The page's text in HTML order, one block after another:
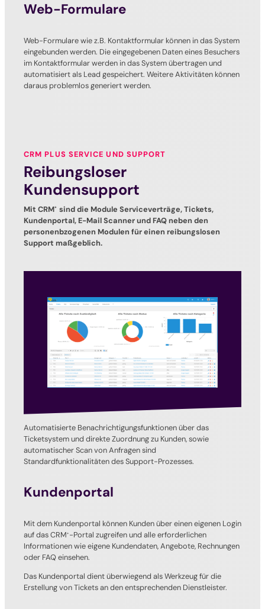
Web-Formulare
Web-Formulare wie z.B. Kontaktformular können in das System
eingebunden werden. Die eingegebenen Daten eines Besuchers
im Kontaktformular werden in das System übertragen und
automatisiert als Lead gespeichert. Weitere Aktivitäten können
daraus problemlos generiert werden.
CRM PLUS SERVICE UND SUPPORT
Reibungsloser
Kundensupport
Mit CRM+ sind die Module Serviceverträge, Tickets,
Kundenportal, E-Mail Scanner und FAQ neben den
personenbzogenen Modulen für einen reibungslosen
Support maßgeblich.
Automatisierte Benachrichtigungsfunktionen über das
Ticketsystem und direkte Zuordnung zu Kunden, sowie
automatischer Scan von Anfragen sind
Standardfunktionalitäten des Support-Prozesses.
Kundenportal
Mit dem Kundenportal können Kunden über einen eigenen Login
auf das CRM+ -Portal zugreifen und alle erforderlichen
Informationen wie eigene Kundendaten, Angebote, Rechnungen
oder FAQ einsehen.
Das Kundenportal dient überwiegend als Werkzeug für die
Erstellung von Tickets an den entsprechenden Dienstleister.